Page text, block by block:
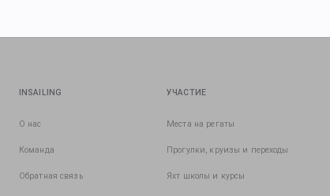
INSAILING
О нас
Команда
Обратная связь
УЧАСТИЕ
Места на регаты
Прогулки, круизы и переходы
Яхт школы и курсы